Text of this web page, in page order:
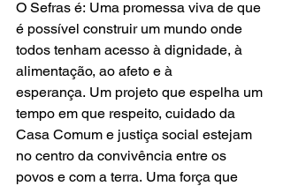
O Sefras é: Uma promessa viva de que
é possível construir um mundo onde
todos tenham acesso à dignidade, à
alimentação, ao afeto e à
esperança. Um projeto que espelha um
tempo em que respeito, cuidado da
Casa Comum e justiça social estejam
no centro da convivência entre os
povos e com a terra. Uma força que